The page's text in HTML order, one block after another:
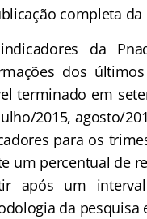
completa
da
dos
terminado em
2015, agosto/
para os
um percentual de
após um
da pesquisa